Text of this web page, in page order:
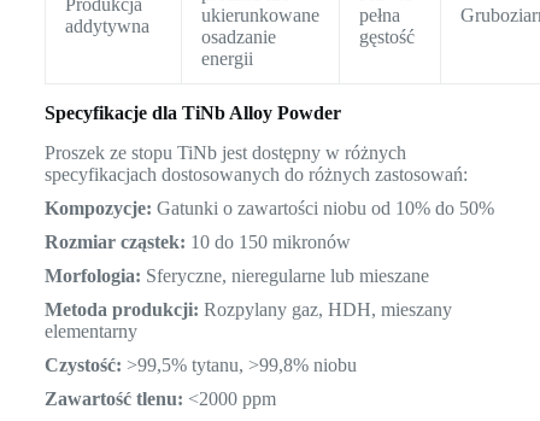
Produkcja
addytywna
ukierunkowane
osadzanie
energii
pełna
gęstość
Specyfikacje dla TiNb Alloy Powder
Proszek ze stopu TiNb jest dostępny w różnych
specyfikacjach dostosowanych do różnych zastosowań:
Kompozycje: Gatunki o zawartości niobu od 10% do 50%
Rozmiar cząstek: 10 do 150 mikronów
Morfologia: Sferyczne, nieregularne lub mieszane
Metoda produkcji: Rozpylany gaz, HDH, mieszany
elementarny
Czystość: >99,5% tytanu, >99,8% niobu
Zawartość tlenu: <2000 ppm